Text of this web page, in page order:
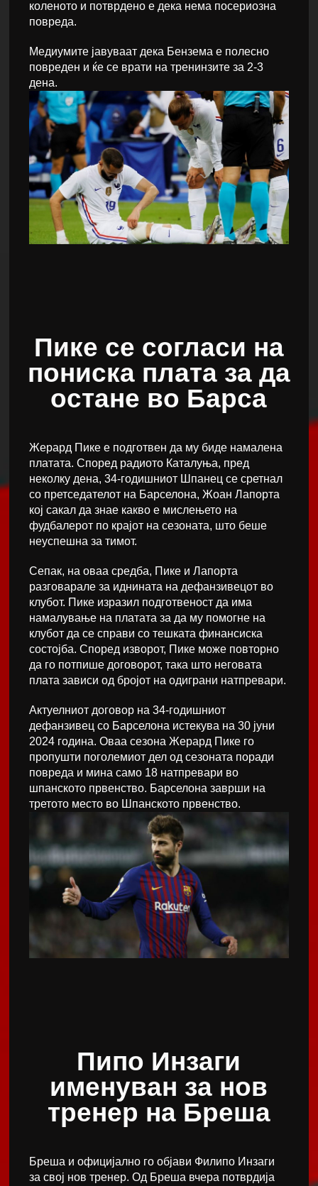
коленото и потврдено е дека нема посериозна
повреда.
Медиумите јавуваат дека Бензема е полесно
повреден и ќе се врати на тренинзите за 2-3
дена.
Пике се согласи на
пониска плата за да
остане во Барса
Жерард Пике е подготвен да му биде намалена
платата. Според радиото Каталуња, пред
неколку дена, 34-годишниот Шпанец се сретнал
со претседателот на Барселона, Жоан Лапорта
кој сакал да знае какво е мислењето на
фудбалерот по крајот на сезоната, што беше
неуспешна за тимот.
Сепак, на оваа средба, Пике и Лапорта
разговарале за иднината на дефанзивецот во
клубот. Пике изразил подготвеност да има
намалување на платата за да му помогне на
клубот да се справи со тешката финансиска
состојба. Според изворот, Пике може повторно
да го потпише договорот, така што неговата
плата зависи од бројот на одиграни натпревари.
Актуелниот договор на 34-годишниот
дефанзивец со Барселона истекува на 30 јуни
2024 година. Оваа сезона Жерард Пике го
пропушти поголемиот дел од сезоната поради
повреда и мина само 18 натпревари во
шпанското првенство. Барселона заврши на
третото место во Шпанското првенство.
Пипо Инзаги
именуван за нов
тренер на Бреша
Бреша и официјално го објави Филипо Инзаги
за свој нов тренер. Од Бреша вчера потврдија